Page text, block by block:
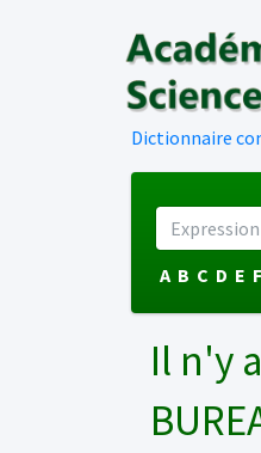
Dictionnaire
A B C D E F
Il n'y